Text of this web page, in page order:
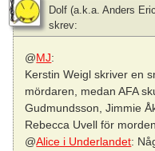
Dolf (a.k.a. Anders
skrev:
@MJ:
Kerstin Weigl skriver en
mördaren, medan AFA
Gudmundsson, Jimmie
Rebecca Uvell för
@Alice i Underlandet: